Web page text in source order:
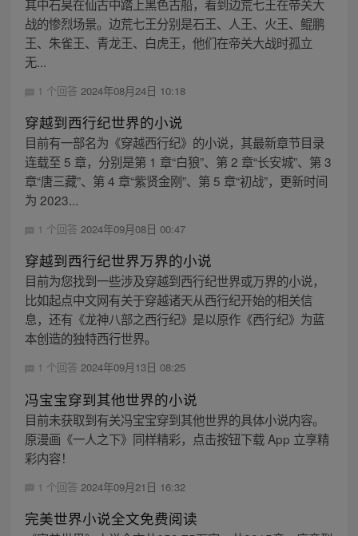
其中石昊在仙古中踏上黑色古船，看到边荒七王在帝关大
战的惨烈场景。边荒七王分别是石王、人王、火王、鲲鹏
王、朱雀王、青龙王、白虎王，他们在帝关大战时孤立
无...
1 个回答 2024年08月24日 10:18
穿越到西行纪世界的小说
目前有一部名为《穿越西行纪》的小说，其最新章节目录
连载至 5 章，分别是第 1 章“白狼”、第 2 章“长安城”、第 3
章“唐三藏”、第 4 章“紫贤金刚”、第 5 章“初战”，更新时间
为 2023...
1 个回答 2024年09月08日 00:47
穿越到西行纪世界万界的小说
目前为您找到一些涉及穿越到西行纪世界或万界的小说，
比如起点中文网有关于穿越诸天从西行纪开始的相关信
息，还有《龙神八部之西行纪》是以原作《西行纪》为蓝
本创造的独特西行世界。
1 个回答 2024年09月13日 08:25
冯宝宝穿到其他世界的小说
目前未获取到有关冯宝宝穿到其他世界的具体小说内容。
原漫画《一人之下》同样精彩，点击按钮下载 App 立享精
彩内容！
1 个回答 2024年09月21日 16:32
完美世界小说全文免费阅读